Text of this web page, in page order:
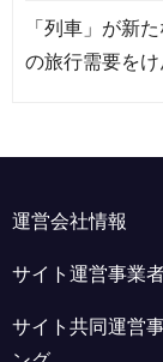
「列車」が新
の旅行需要をけ
運営会社情報
サイト運営事業
サイト共同運営